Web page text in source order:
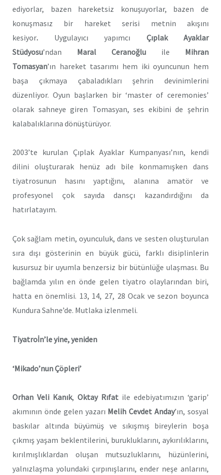
ediyorlar, bazen hareketsiz konuşuyorlar, bazen de
konuşmasız bir hareket serisi metnin akışını
kesiyor. Uygulayıcı yapımcı Çıplak Ayaklar
Stüdyosu’ndan Maral Ceranoğlu ile Mihran
Tomasyan’ın hareket tasarımı hem iki oyuncunun hem
başa çıkmaya
çabaladıkları şehrin devinimlerini
düzenliyor. Oyun başlarken bir ‘master of ceremonies’
olarak sahneye giren Tomasyan, ses ekibini de şehrin
kalabalıklarına dönüştürüyor.
2003’te kurulan Çıplak Ayaklar Kumpanyası’nın, kendi
dilini oluşturarak henüz adı bile konmamışken dans
tiyatrosunun hasını yaptığını, alanına amatör ve
profesyonel çok sayıda dansçı kazandırdığını da
hatırlatayım.
Çok sağlam metin, oyunculuk, dans ve sesten oluşturulan
sıra dışı gösterinin en büyük gücü, farklı disiplinlerin
kusursuz bir uyumla benzersiz bir bütünlüğe ulaşması. Bu
bağlamda yılın en önde gelen tiyatro olaylarından biri,
hatta en önemlisi. 13, 14, 27, 28 Ocak ve sezon boyunca
Kundura Sahne’de. Mutlaka izlenmeli.
Tiyatroİn’leyine, yeniden
‘Mikado’nun Çöpleri’
Orhan Veli Kanık, Oktay Rıfat ile edebiyatımızın ‘garip’
akımının önde gelen yazarı Melih Cevdet Anday’ın, sosyal
baskılar altında büyümüş ve sıkışmış bireylerin boşa
çıkmış yaşam beklentilerini, burukluklarını, aykırılıklarını,
kırılmışlıklardan oluşan mutsuzluklarını, hüzünlerini,
yalnızlaşma yolundaki çırpınışlarını, ender neşe anlarını,